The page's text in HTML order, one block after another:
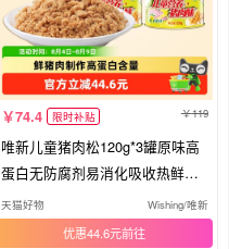
74.4 限时补贴 119
唯新儿童猪肉松120g*3罐原味高
蛋白无防腐剂易消化吸收热鲜肉
制作
天猫好物 Wishing/唯新
优惠44.6元